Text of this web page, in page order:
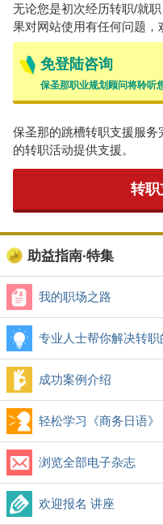
无论您是初次经历转职/就
果对网站使用有任何问题，
免登陆咨询
保圣那职业规划顾问将聆听
保圣那的跳槽转职支援服
的转职活动提供支援。
转职
助益指南∙特集
我的职场之路
专业人士帮你解决转职
成功案例介绍
轻松学习《商务日语》
浏览全部电子杂志
欢迎报名 讲座